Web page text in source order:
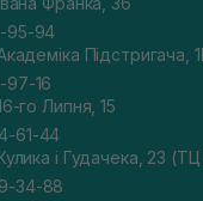
95-94
Підстригача,
97-16
го Липня, 15
61-44
і Гудачека, 23
34-88